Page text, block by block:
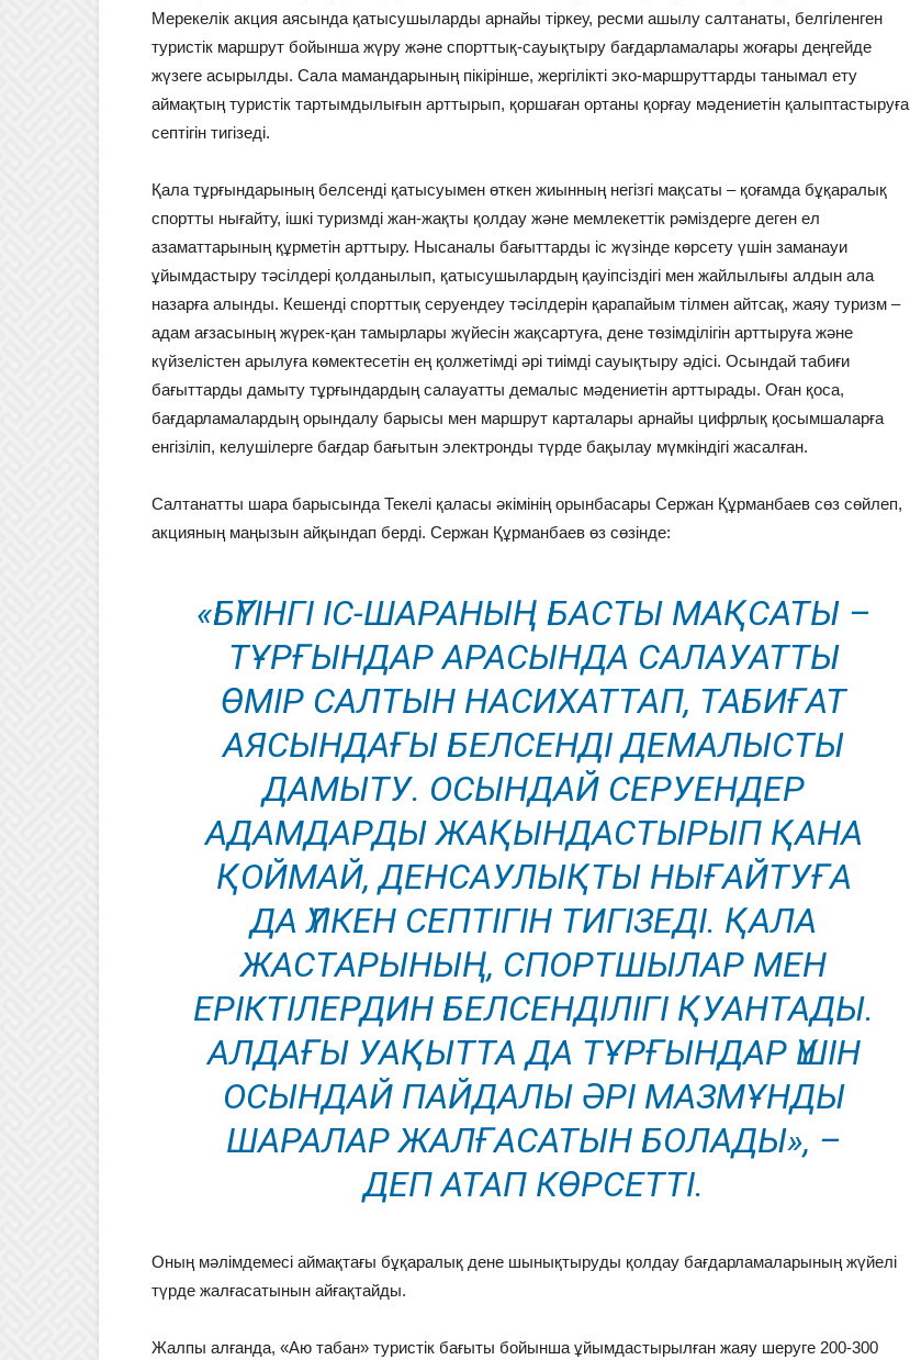
Мерекелік акция аясында қатысушыларды арнайы тіркеу, ресми ашылу салтанаты, белгіленген
туристік маршрут бойынша жүру және спорттық-сауықтыру бағдарламалары жоғары деңгейде
жүзеге асырылды. Сала мамандарының пікірінше, жергілікті эко-маршруттарды танымал ету
аймақтың туристік тартымдылығын арттырып, қоршаған ортаны қорғау мәдениетін қалыптастыруға
септігін тигізеді.
Қала тұрғындарының белсенді қатысуымен өткен жиынның негізгі мақсаты – қоғамда бұқаралық
спортты нығайту, ішкі туризмді жан-жақты қолдау және мемлекеттік рәміздерге деген ел
азаматтарының құрметін арттыру. Нысаналы бағыттарды іс жүзінде көрсету үшін заманауи
ұйымдастыру тәсілдері қолданылып, қатысушылардың қауіпсіздігі мен жайлылығы алдын ала
назарға алынды. Кешенді спорттық серуендеу тәсілдерін қарапайым тілмен айтсақ, жаяу туризм –
адам ағзасының жүрек-қан тамырлары жүйесін жақсартуға, дене төзімділігін арттыруға және
күйзелістен арылуға көмектесетін ең қолжетімді әрі тиімді сауықтыру әдісі. Осындай табиғи
бағыттарды дамыту тұрғындардың салауатты демалыс мәдениетін арттырады. Оған қоса,
бағдарламалардың орындалу барысы мен маршрут карталары арнайы цифрлық қосымшаларға
енгізіліп, келушілерге бағдар бағытын электронды түрде бақылау мүмкіндігі жасалған.
Салтанатты шара барысында Текелі қаласы әкімінің орынбасары Сержан Құрманбаев сөз сөйлеп,
акцияның маңызын айқындап берді. Сержан Құрманбаев өз сөзінде:
«БҮГІНГІ ІС-ШАРАНЫҢ БАСТЫ МАҚСАТЫ –
ТҰРҒЫНДАР АРАСЫНДА САЛАУАТТЫ
ӨМІР САЛТЫН НАСИХАТТАП, ТАБИҒАТ
АЯСЫНДАҒЫ БЕЛСЕНДІ ДЕМАЛЫСТЫ
ДАМЫТУ. ОСЫНДАЙ СЕРУЕНДЕР
АДАМДАРДЫ ЖАҚЫНДАСТЫРЫП ҚАНА
ҚОЙМАЙ, ДЕНСАУЛЫҚТЫ НЫҒАЙТУҒА
ДА ҮЛКЕН СЕПТІГІН ТИГІЗЕДІ. ҚАЛА
ЖАСТАРЫНЫҢ, СПОРТШЫЛАР МЕН
ЕРІКТІЛЕРДИН БЕЛСЕНДІЛІГІ ҚУАНТАДЫ.
АЛДАҒЫ УАҚЫТТА ДА ТҰРҒЫНДАР ҮШІН
ОСЫНДАЙ ПАЙДАЛЫ ӘРІ МАЗМҰНДЫ
ШАРАЛАР ЖАЛҒАСАТЫН БОЛАДЫ», –
ДЕП АТАП КӨРСЕТТІ.
Оның мәлімдемесі аймақтағы бұқаралық дене шынықтыруды қолдау бағдарламаларының жүйелі
түрде жалғасатынын айғақтайды.
Жалпы алғанда, «Аю табан» туристік бағыты бойынша ұйымдастырылған жаяу шеруге 200-300